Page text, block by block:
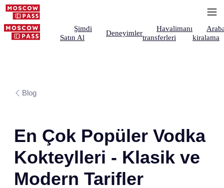
Şimdi
Satın Al
Deneyimler
Havalimanı
transferleri
kiralama
Blog
En Çok Popüler Vodka
Kokteylleri - Klasik ve
Modern Tarifler